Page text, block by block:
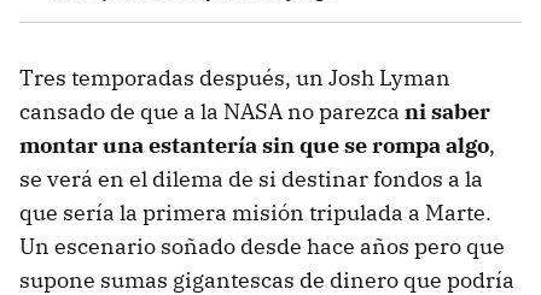
Tres temporadas después, un Josh Lyman
cansado de que a la NASA no parezca ni saber
montar una estantería sin que se rompa algo,
se verá en el dilema de si destinar fondos a la
que sería la primera misión tripulada a Marte.
Un escenario soñado desde hace años pero que
supone sumas gigantescas de dinero que podría